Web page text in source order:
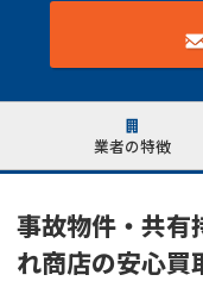
業者の特徴
事故物件・共有
れ商店の安心買